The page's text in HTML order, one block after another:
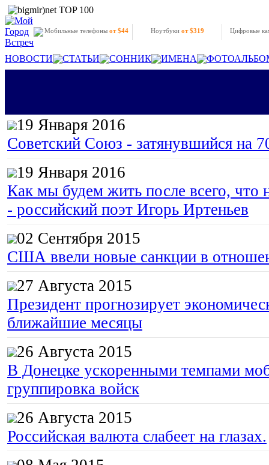
Мобильные телефоны от $44 Ноутбуки от $319 Цифровые
НОВОСТИ СТАТЬИ СОННИК ИМЕНА
19 Января 2016
Советский Союз - затянувшийся на
19 Января 2016
Как мы будем жить после всего, что
- российский поэт Игорь Иртеньев
02 Сентября 2015
США ввели новые санкции в
27 Августа 2015
Президент прогнозирует
ближайшие месяцы
26 Августа 2015
В Донецке ускоренными темпами
группировка войск
26 Августа 2015
Российская валюта слабеет на глазах.